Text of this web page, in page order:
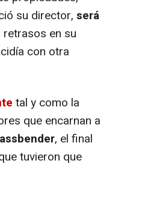
su director, será
en su
con otra
tal y como la
que encarnan a
, el final
tuvieron que